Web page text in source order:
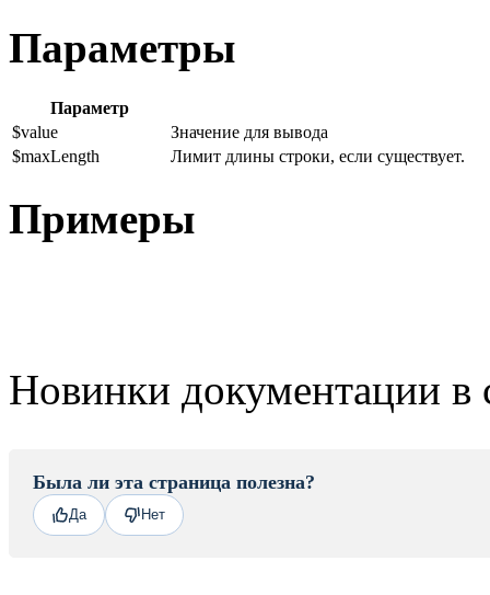
Параметры
Параметр
$value
Значение для вывода
$maxLength
Лимит длины строки, если существует.
Примеры
Новинки документации в
Была ли эта страница полезна?
Да Нет